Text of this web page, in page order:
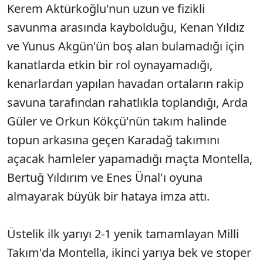
Kerem Aktürkoğlu'nun uzun ve fizikli
savunma arasında kaybolduğu, Kenan Yıldız
ve Yunus Akgün'ün boş alan bulamadığı için
kanatlarda etkin bir rol oynayamadığı,
kenarlardan yapılan havadan ortaların rakip
savuna tarafından rahatlıkla toplandığı, Arda
Güler ve Orkun Kökçü'nün takım halinde
topun arkasına geçen Karadağ takımını
açacak hamleler yapamadığı maçta Montella,
Bertuğ Yıldırım ve Enes Ünal'ı oyuna
almayarak büyük bir hataya imza attı.
Üstelik ilk yarıyı 2-1 yenik tamamlayan Milli
Takım'da Montella, ikinci yarıya bek ve stoper